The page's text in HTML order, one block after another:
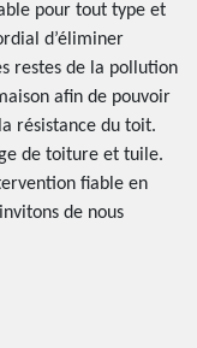
pour tout type et
d’éliminer
restes de la pollution
afin de pouvoir
résistance du toit.
de toiture et tuile.
fiable en
de nous